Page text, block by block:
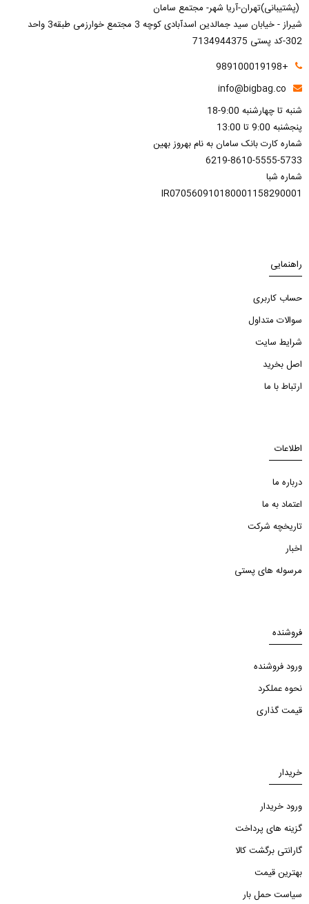
(پشتیبانی)تهران-آریا شهر- مجتمع سامان
شیراز - خیابان سید جمالدین اسدآبادی کوچه 3 مجتمع خوارزمی طبقه3 واحد
302-کد پستی 7134944375
+989100019198
info@bigbag.co
شنبه تا چهارشنبه 9:00-18
پنجشنبه 9:00 تا 13:00
شماره کارت بانک سامان به نام بهروز بهین
6219-8610-5555-5733
شماره شبا
IR070560910180001158290001
راهنمایی
حساب کاربری
سوالات متداول
شرایط سایت
اصل بخرید
ارتباط با ما
اطلاعات
درباره ما
اعتماد به ما
تاریخچه شرکت
اخبار
مرسوله های پستی
فروشنده
ورود فروشنده
نحوه عملکرد
قیمت گذاری
خریدار
ورود خریدار
گزینه های پرداخت
گارانتی برگشت کالا
بهترین قیمت
سیاست حمل بار